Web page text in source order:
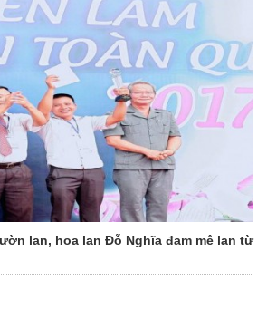
lan, hoa lan Đỗ Nghĩa đam mê lan từ